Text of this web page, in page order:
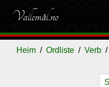
Vallemål.no
Heim Ordliste Verb